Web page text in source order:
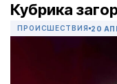
Кубрика
ПРОИСШЕСТВИЯ 20